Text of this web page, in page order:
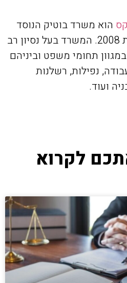
הוא משרד בוטיק הנוסד
ע"י עו"ד אורי פוקס בשנת 2008. המשרד בעל נסיון רב
תחומי משפט וביניהם
נפילות, רשלנות
ועוד.
לקרוא